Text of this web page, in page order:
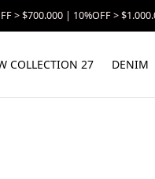
> $700.000 | 10%OFF >
COLLECTION 27 DENIM